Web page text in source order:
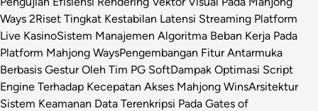
Ways 2Riset Tingkat Kestabilan Latensi Streaming Platform
Live KasinoSistem Manajemen Algoritma Beban Kerja Pada
Platform Mahjong WaysPengembangan Fitur Antarmuka
Berbasis Gestur Oleh Tim PG SoftDampak Optimasi Script
Engine Terhadap Kecepatan Akses Mahjong WinsArsitektur
Sistem Keamanan Data Terenkripsi Pada Gates of